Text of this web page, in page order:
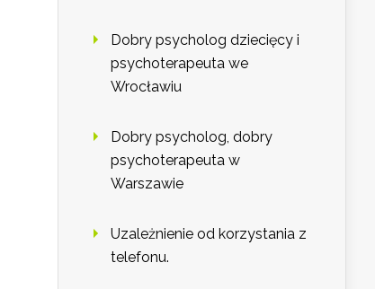
Dobry psycholog dziecięcy i
psychoterapeuta we
Wrocławiu
Dobry psycholog, dobry
psychoterapeuta w
Warszawie
Uzależnienie od korzystania z
telefonu.